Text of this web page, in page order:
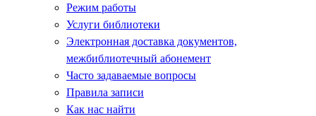
Режим работы
Услуги библиотеки
Электронная доставка документов,
межбиблиотечный абонемент
Часто задаваемые вопросы
Правила записи
Как нас найти